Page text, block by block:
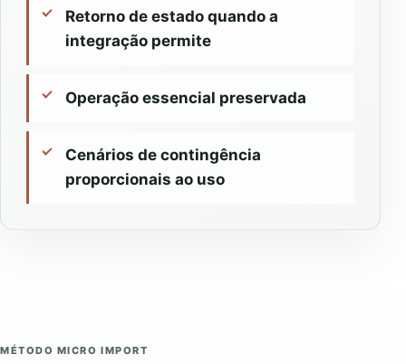
Retorno de estado quando a
integração permite
Operação essencial preservada
Cenários de contingência
proporcionais ao uso
MÉTODO MICRO IMPORT